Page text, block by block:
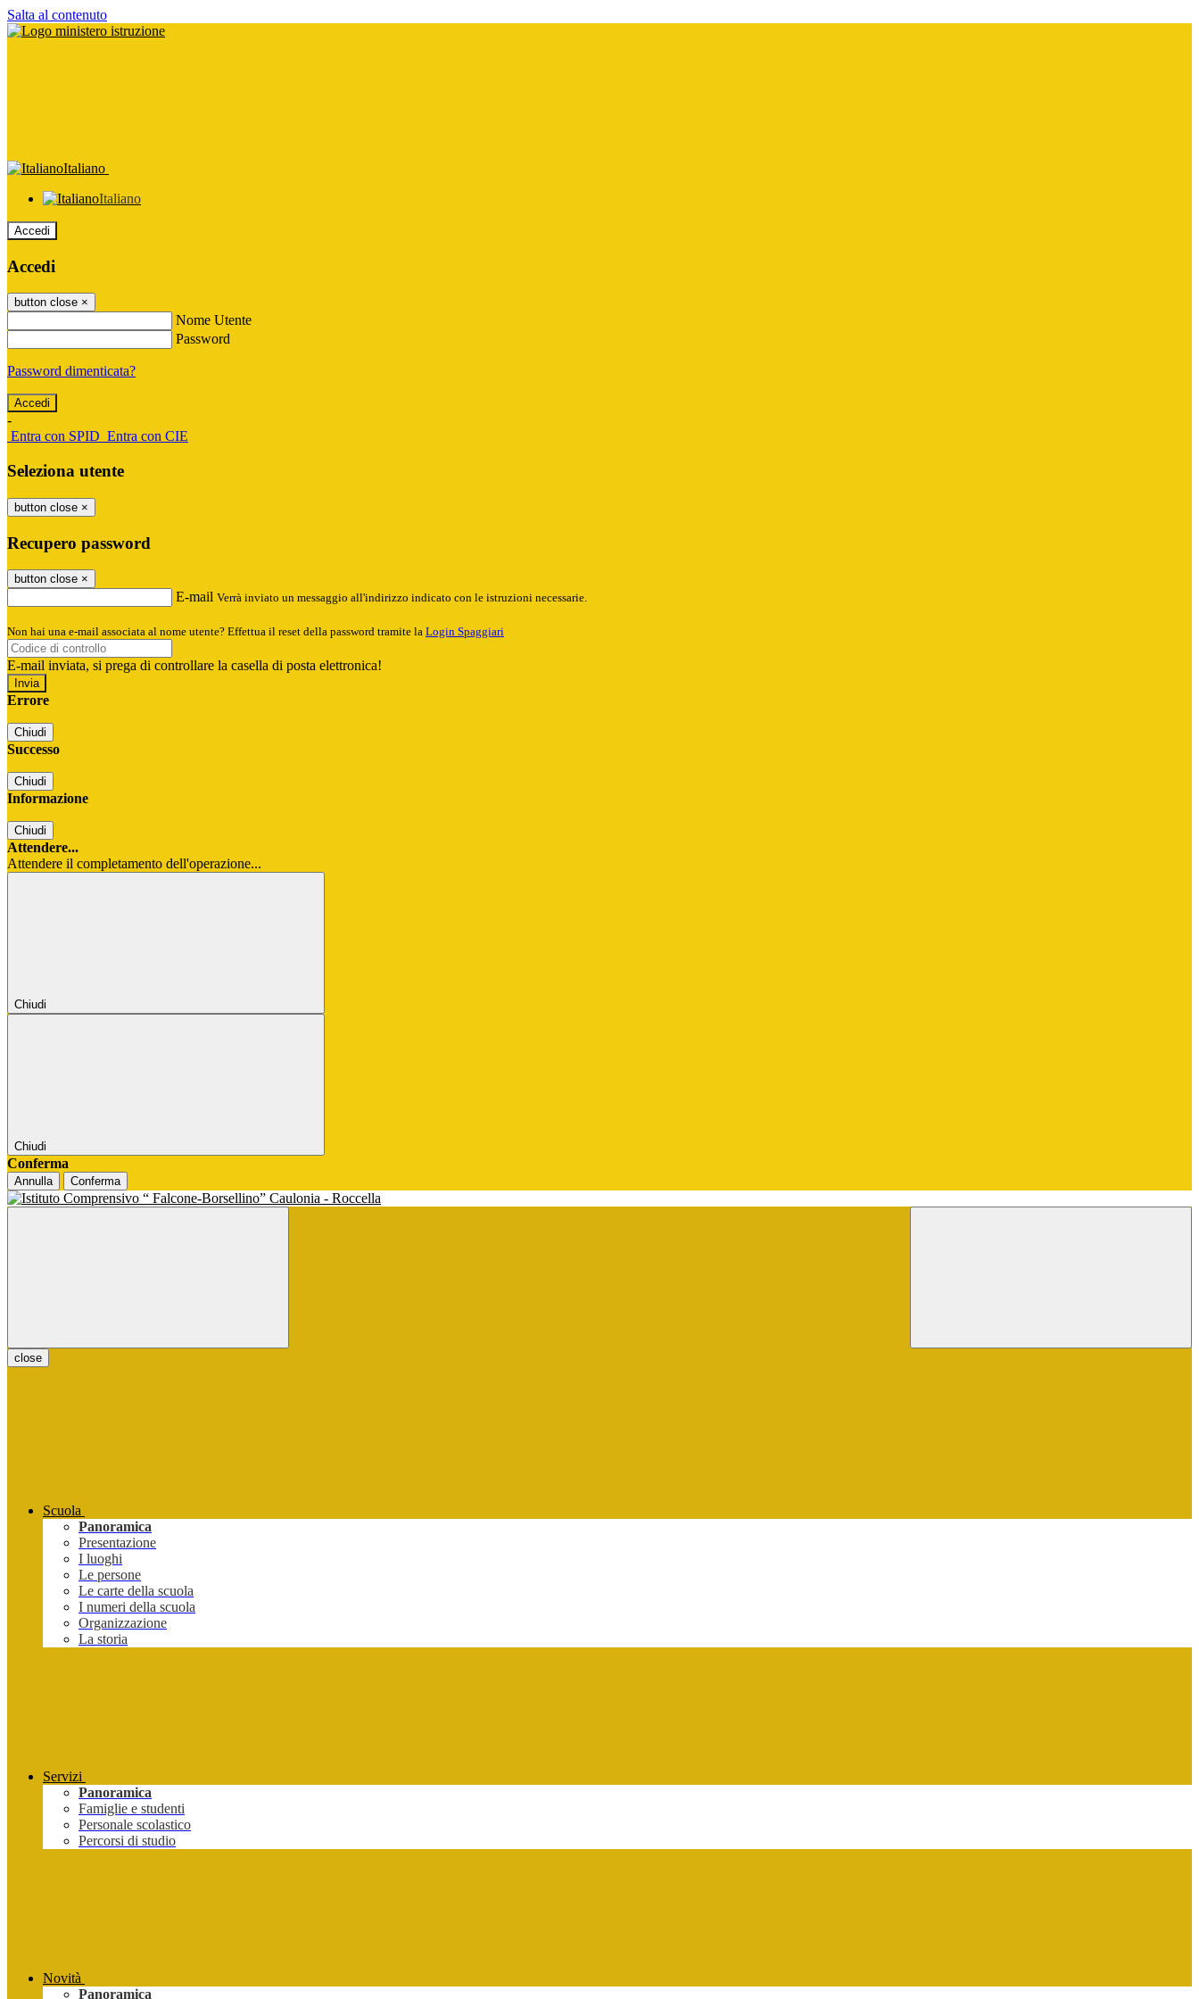
Salta al contenuto
Italiano
Italiano
Accedi
Accedi
button close ×
Nome Utente
Password
Password dimenticata?
-
Entra con SPID Entra con CIE
Seleziona utente
button close ×
Recupero password
button close ×
E-mail Verrà inviato un messaggio all'indirizzo indicato con le istruzioni necessarie.
Non hai una e-mail associata al nome utente? Effettua il reset della password tramite la Login Spaggiari
E-mail inviata, si prega di controllare la casella di posta elettronica!
Errore
Chiudi
Successo
Chiudi
Informazione
Chiudi
Attendere...
Attendere il completamento dell'operazione...
Chiudi
Chiudi
Conferma
Annulla Conferma
close
Scuola
Panoramica
Presentazione
I luoghi
Le persone
Le carte della scuola
I numeri della scuola
Organizzazione
La storia
Servizi
Panoramica
Famiglie e studenti
Personale scolastico
Percorsi di studio
Novità
Panoramica